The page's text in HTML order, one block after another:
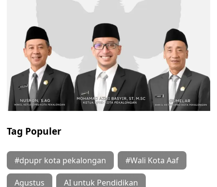
Tag Populer
#dpupr kota pekalongan #Wali Kota Aaf
Agustus AI untuk Pendidikan